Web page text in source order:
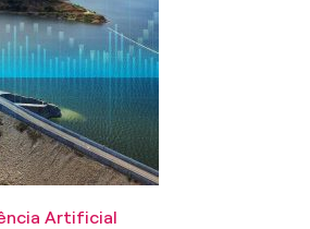
Artificial